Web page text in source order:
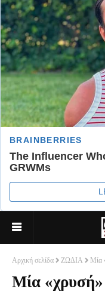
Αρχική σελίδα ΖΩΔΙΑ Μία
Μία «χρυσή»